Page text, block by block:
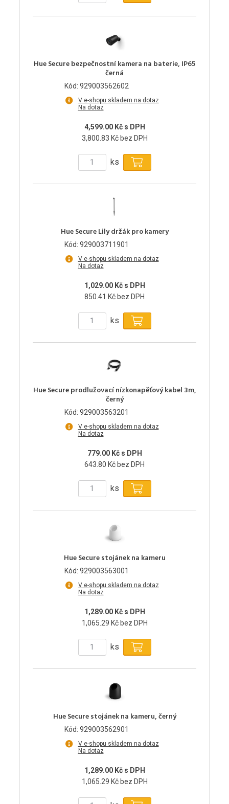
Hue Secure bezpečnostní kamera na baterie, IP65
černá
Kód: 929003562602
V e-shopu skladem na dotaz
Na dotaz
4,599.00 Kč s DPH
3,800.83 Kč bez DPH
ks
Hue Secure Lily držák pro kamery
Kód: 929003711901
V e-shopu skladem na dotaz
Na dotaz
1,029.00 Kč s DPH
850.41 Kč bez DPH
ks
Hue Secure prodlužovací nízkonapěťový kabel 3m,
černý
Kód: 929003563201
V e-shopu skladem na dotaz
Na dotaz
779.00 Kč s DPH
643.80 Kč bez DPH
ks
Hue Secure stojánek na kameru
Kód: 929003563001
V e-shopu skladem na dotaz
Na dotaz
1,289.00 Kč s DPH
1,065.29 Kč bez DPH
ks
Hue Secure stojánek na kameru, černý
Kód: 929003562901
V e-shopu skladem na dotaz
Na dotaz
1,289.00 Kč s DPH
1,065.29 Kč bez DPH